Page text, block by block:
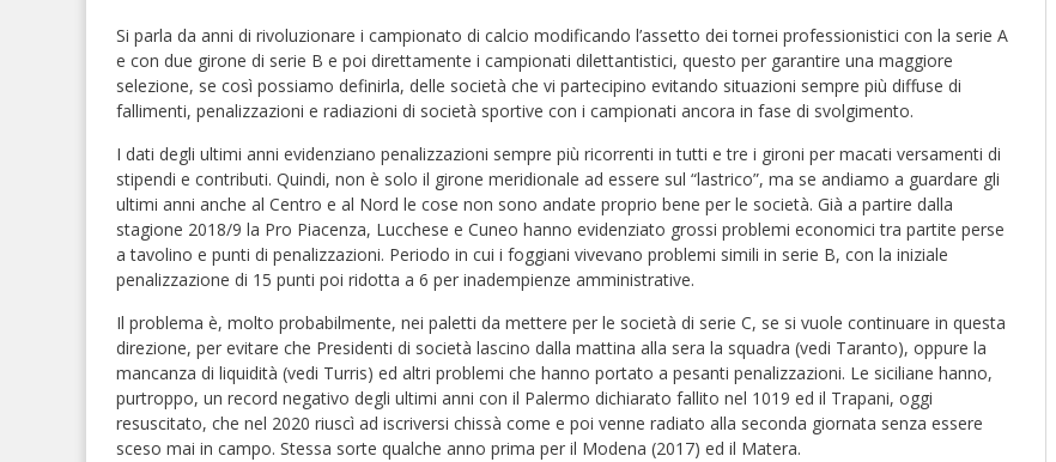
Si parla da anni di rivoluzionare i campionato di calcio modificando l’assetto dei tornei professionistici con la serie A
e con due girone di serie B e poi direttamente i campionati dilettantistici, questo per garantire una maggiore
selezione, se così possiamo definirla, delle società che vi partecipino evitando situazioni sempre più diffuse di
fallimenti, penalizzazioni e radiazioni di società sportive con i campionati ancora in fase di svolgimento.
I dati degli ultimi anni evidenziano penalizzazioni sempre più ricorrenti in tutti e tre i gironi per macati versamenti di
stipendi e contributi. Quindi, non è solo il girone meridionale ad essere sul “lastrico”, ma se andiamo a guardare gli
ultimi anni anche al Centro e al Nord le cose non sono andate proprio bene per le società. Già a partire dalla
stagione 2018/9 la Pro Piacenza, Lucchese e Cuneo hanno evidenziato grossi problemi economici tra partite perse
a tavolino e punti di penalizzazioni. Periodo in cui i foggiani vivevano problemi simili in serie B, con la iniziale
penalizzazione di 15 punti poi ridotta a 6 per inadempienze amministrative.
Il problema è, molto probabilmente, nei paletti da mettere per le società di serie C, se si vuole continuare in questa
direzione, per evitare che Presidenti di società lascino dalla mattina alla sera la squadra (vedi Taranto), oppure la
mancanza di liquidità (vedi Turris) ed altri problemi che hanno portato a pesanti penalizzazioni. Le siciliane hanno,
purtroppo, un record negativo degli ultimi anni con il Palermo dichiarato fallito nel 1019 ed il Trapani, oggi
resuscitato, che nel 2020 riuscì ad iscriversi chissà come e poi venne radiato alla seconda giornata senza essere
sceso mai in campo. Stessa sorte qualche anno prima per il Modena (2017) ed il Matera.